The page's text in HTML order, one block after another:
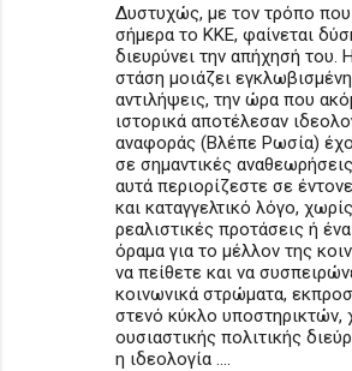
Δυστυχώς, με τον τρόπο που
σήμερα το ΚΚΕ, φαίνεται
διευρύνει την απήχησή του.
στάση μοιάζει
αντιλήψεις, την ώρα που
ιστορικά αποτέλεσαν
αναφοράς (Βλέπε Ρωσία)
σε σημαντικές
αυτά περιορίζεστε σε
και καταγγελτικό λόγο,
ρεαλιστικές προτάσεις ή
όραμα για το μέλλον της
να πείθετε και να
κοινωνικά στρώματα,
στενό κύκλο υποστηρικτών,
ουσιαστικής πολιτικής
η ιδεολογία ....